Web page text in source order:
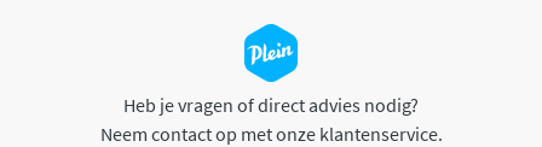
Heb je vragen of direct advies nodig?
Neem contact op met onze klantenservice.